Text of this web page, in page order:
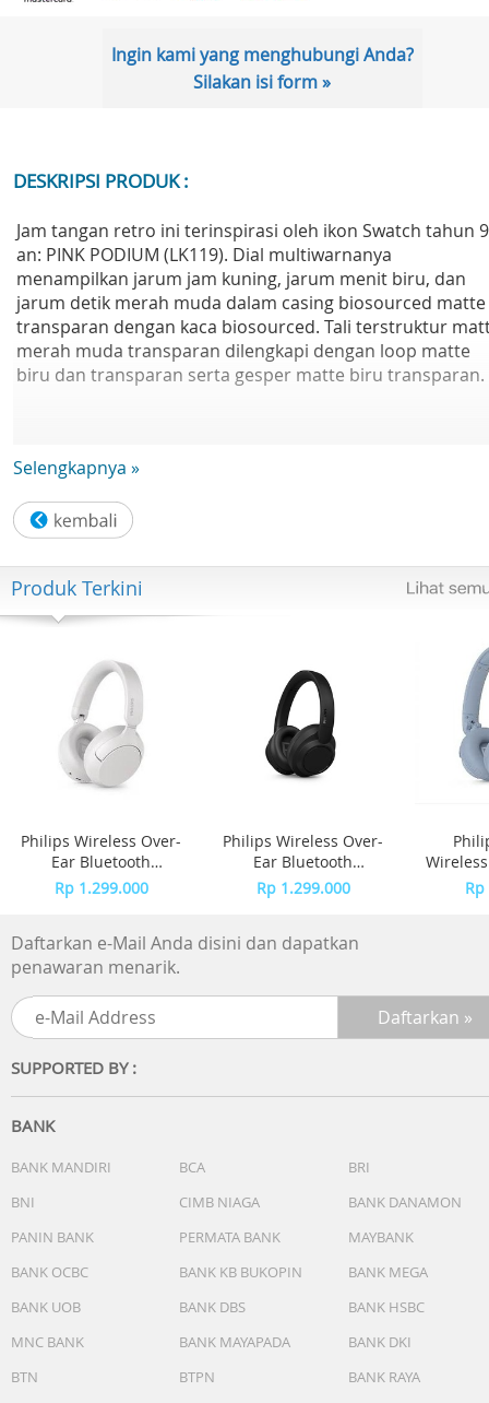
Ingin kami yang menghubungi Anda?
Silakan isi form »
DESKRIPSI PRODUK :
Jam tangan retro ini terinspirasi oleh ikon Swatch tahun
an: PINK PODIUM (LK119). Dial multiwarnanya
menampilkan jarum jam kuning, jarum menit biru, dan
jarum detik merah muda dalam casing biosourced matte
transparan dengan kaca biosourced. Tali terstruktur
merah muda transparan dilengkapi dengan loop matte
biru dan transparan serta gesper matte biru transparan.
LUG-TO-LUG: 39.20 mm
Mesin: Quartz
Bahan Tali: Silikon
Bahan Gesper: Plastik
Pengait Tali: Gesper
Bahan Casing: Bahan yang bersumber dari hayati
Kategori Koleksi: SWATCH NEON
Warna Tali: Pink
Warna Dial: Berbagai warna
Warna Casing: Transparan
Bentuk Casing: Bulat
Garansi Resmi 2 Tahun
Selengkapnya »
Produk Terkini
Philips Wireless Over-
Ear Bluetooth
Headphones Adaptive
Noise Canceling
Rp 1.299.000
Philips Wireless Over-
Ear Bluetooth
Headphones Adaptive
Noise Canceling
Rp 1.299.000
Daftarkan e-Mail Anda disini dan dapatkan
penawaran menarik.
SUPPORTED BY :
BANK
BANK MANDIRI BCA
BRI
BNI
CIMB NIAGA
BANK DANAMON
PANIN BANK
PERMATA BANK
MAYBANK
BANK OCBC
BANK KB BUKOPIN
BANK MEGA
BANK UOB
BANK DBS
BANK HSBC
MNC BANK
BANK MAYAPADA
BANK DKI
BTN
BTPN BANK RAYA